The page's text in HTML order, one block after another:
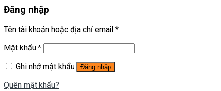
Đăng nhập
Tên tài khoản hoặc địa chỉ email *
Mật khẩu *
Ghi nhớ mật khẩu
Đăng nhập
Quên mật khẩu?